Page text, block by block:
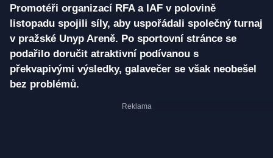
Promotéři organizací RFA a IAF v polovině
listopadu spojili síly, aby uspořádali společný turnaj
v pražské Unyp Areně. Po sportovní stránce se
podařilo doručit atraktivní podívanou s
překvapivými výsledky, galavečer se však neobešel
bez problémů.